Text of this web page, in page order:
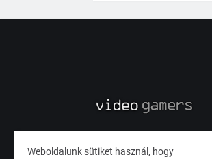
Weboldalunk sütiket használ, hogy